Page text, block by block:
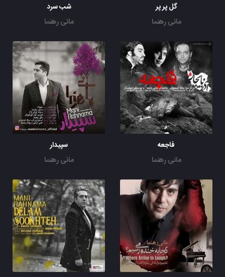
گل پر پر
مانی رهنما
شب سرد
مانی رهنما
فاجعه
مانی رهنما
سپیدار
مانی رهنما